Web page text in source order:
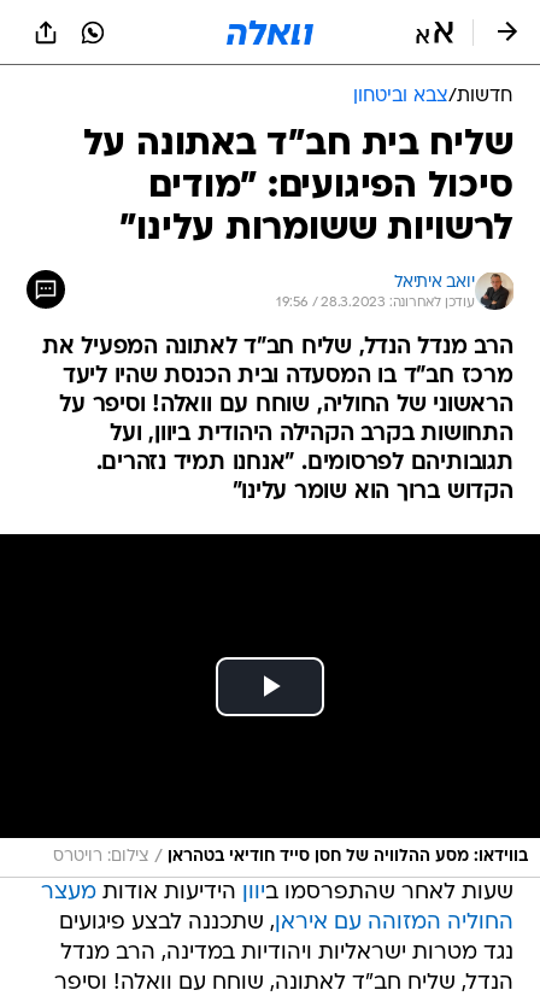
חדשות/צבא וביטחון
שליח בית חב"ד באתונה על
סיכול הפיגועים: "מודים
לרשויות ששומרות עלינו"
יואב איתיאל
עודכן לאחרונה: 28.3.2023 / 19:56
הרב מנדל הנדל, שליח חב"ד לאתונה המפעיל את
מרכז חב"ד בו המסעדה ובית הכנסת שהיו ליעד
הראשוני של החוליה, שוחח עם וואלה! וסיפר על
התחושות בקרב הקהילה היהודית ביוון, ועל
תגובותיהם לפרסומים. "אנחנו תמיד נזהרים.
הקדוש ברוך הוא שומר עלינו"
בווידאו: מסע ההלוויה של חסן סייד חודיאי בטהראן / צילום: רויטרס
שעות לאחר שהתפרסמו ביוון הידיעות אודותמעצר
החוליה המזוהה עם איראן, שתכננה לבצע פיגועים
נגד מטרות ישראליות ויהודיות במדינה, הרב מנדל
הנדל, שליח חב"ד לאתונה, שוחח עם וואלה! וסיפר